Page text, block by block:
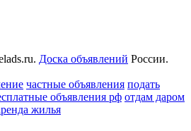
Доска объявлений России.
частные объявления подать
объявления рф отдам даром
жилья